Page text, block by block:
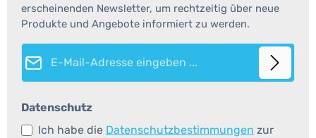
erscheinenden Newsletter, um rechtzeitig über neue
Produkte und Angebote informiert zu werden.
E-Mail-Adresse*
Datenschutz
Ich habe die Datenschutzbestimmungen zur